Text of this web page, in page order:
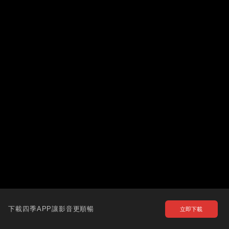
下載四季APP讓影音更順暢 立即下載